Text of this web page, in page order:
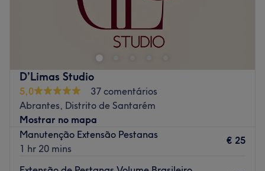
D’Limas Studio
5,0
37 comentários
Abrantes, Distrito de Santarém
Mostrar no mapa
Manutenção Extensão Pestanas
1 hr 20 mins
€ 25